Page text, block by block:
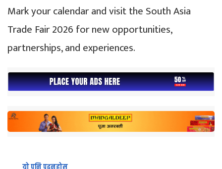
Mark your calendar and visit the South Asia
Trade Fair 2026 for new opportunities,
partnerships, and experiences.